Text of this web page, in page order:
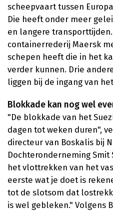
scheepvaart tussen
Die heeft onder meer
en langere
containerrederij Maersk
schepen heeft die in het
verder kunnen. Drie
liggen bij de ingang van
Blokkade kan nog wel
"De blokkade van het
dagen tot weken duren",
directeur van Boskalis bij
Dochteronderneming Smit
het vlottrekken van het
eerste wat je doet is
tot de slotsom dat
is wel gebleken." Volgens